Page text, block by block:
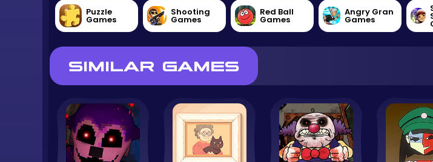
Puzzle
Games
Shooting
Games
Red Ball
Games
Angry Gran
Games
SIMILAR GAMES